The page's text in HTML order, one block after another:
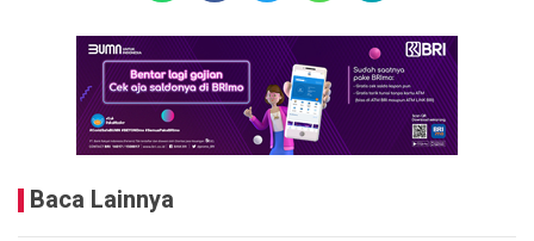
Baca Lainnya